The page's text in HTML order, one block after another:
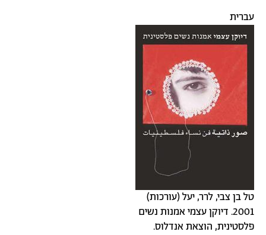
עברית
תמונה
טל בן צבי, לרר, יעל (עורכות)
2001. דיוקן עצמי אמנות נשים
פלסטינית, הוצאת אנדלוס.